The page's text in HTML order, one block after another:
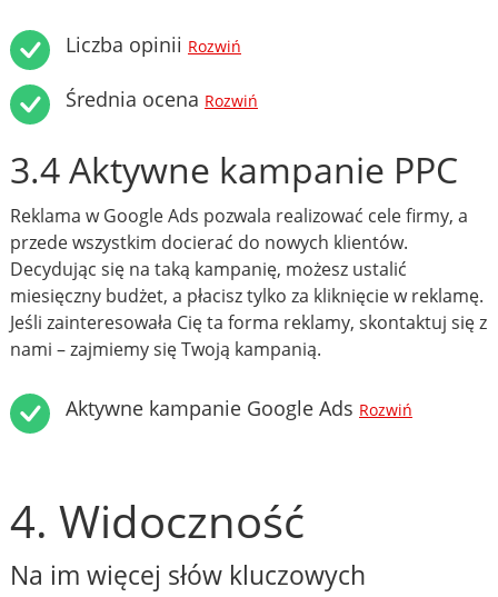
Liczba opinii Rozwiń
Średnia ocena Rozwiń
3.4 Aktywne kampanie PPC
Reklama w Google Ads pozwala realizować cele firmy, a
przede wszystkim docierać do nowych klientów.
Decydując się na taką kampanię, możesz ustalić
miesięczny budżet, a płacisz tylko za kliknięcie w reklamę.
Jeśli zainteresowała Cię ta forma reklamy, skontaktuj się z
nami – zajmiemy się Twoją kampanią.
Aktywne kampanie Google Ads Rozwiń
4. Widoczność
Na im więcej słów kluczowych